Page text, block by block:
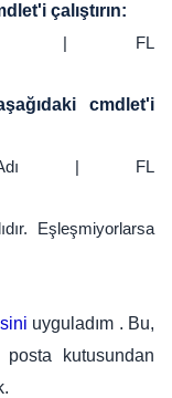
çalıştırın:
| FL
cmdlet'i
| FL
Eşleşmiyorlarsa
uyguladım . Bu,
posta kutusundan